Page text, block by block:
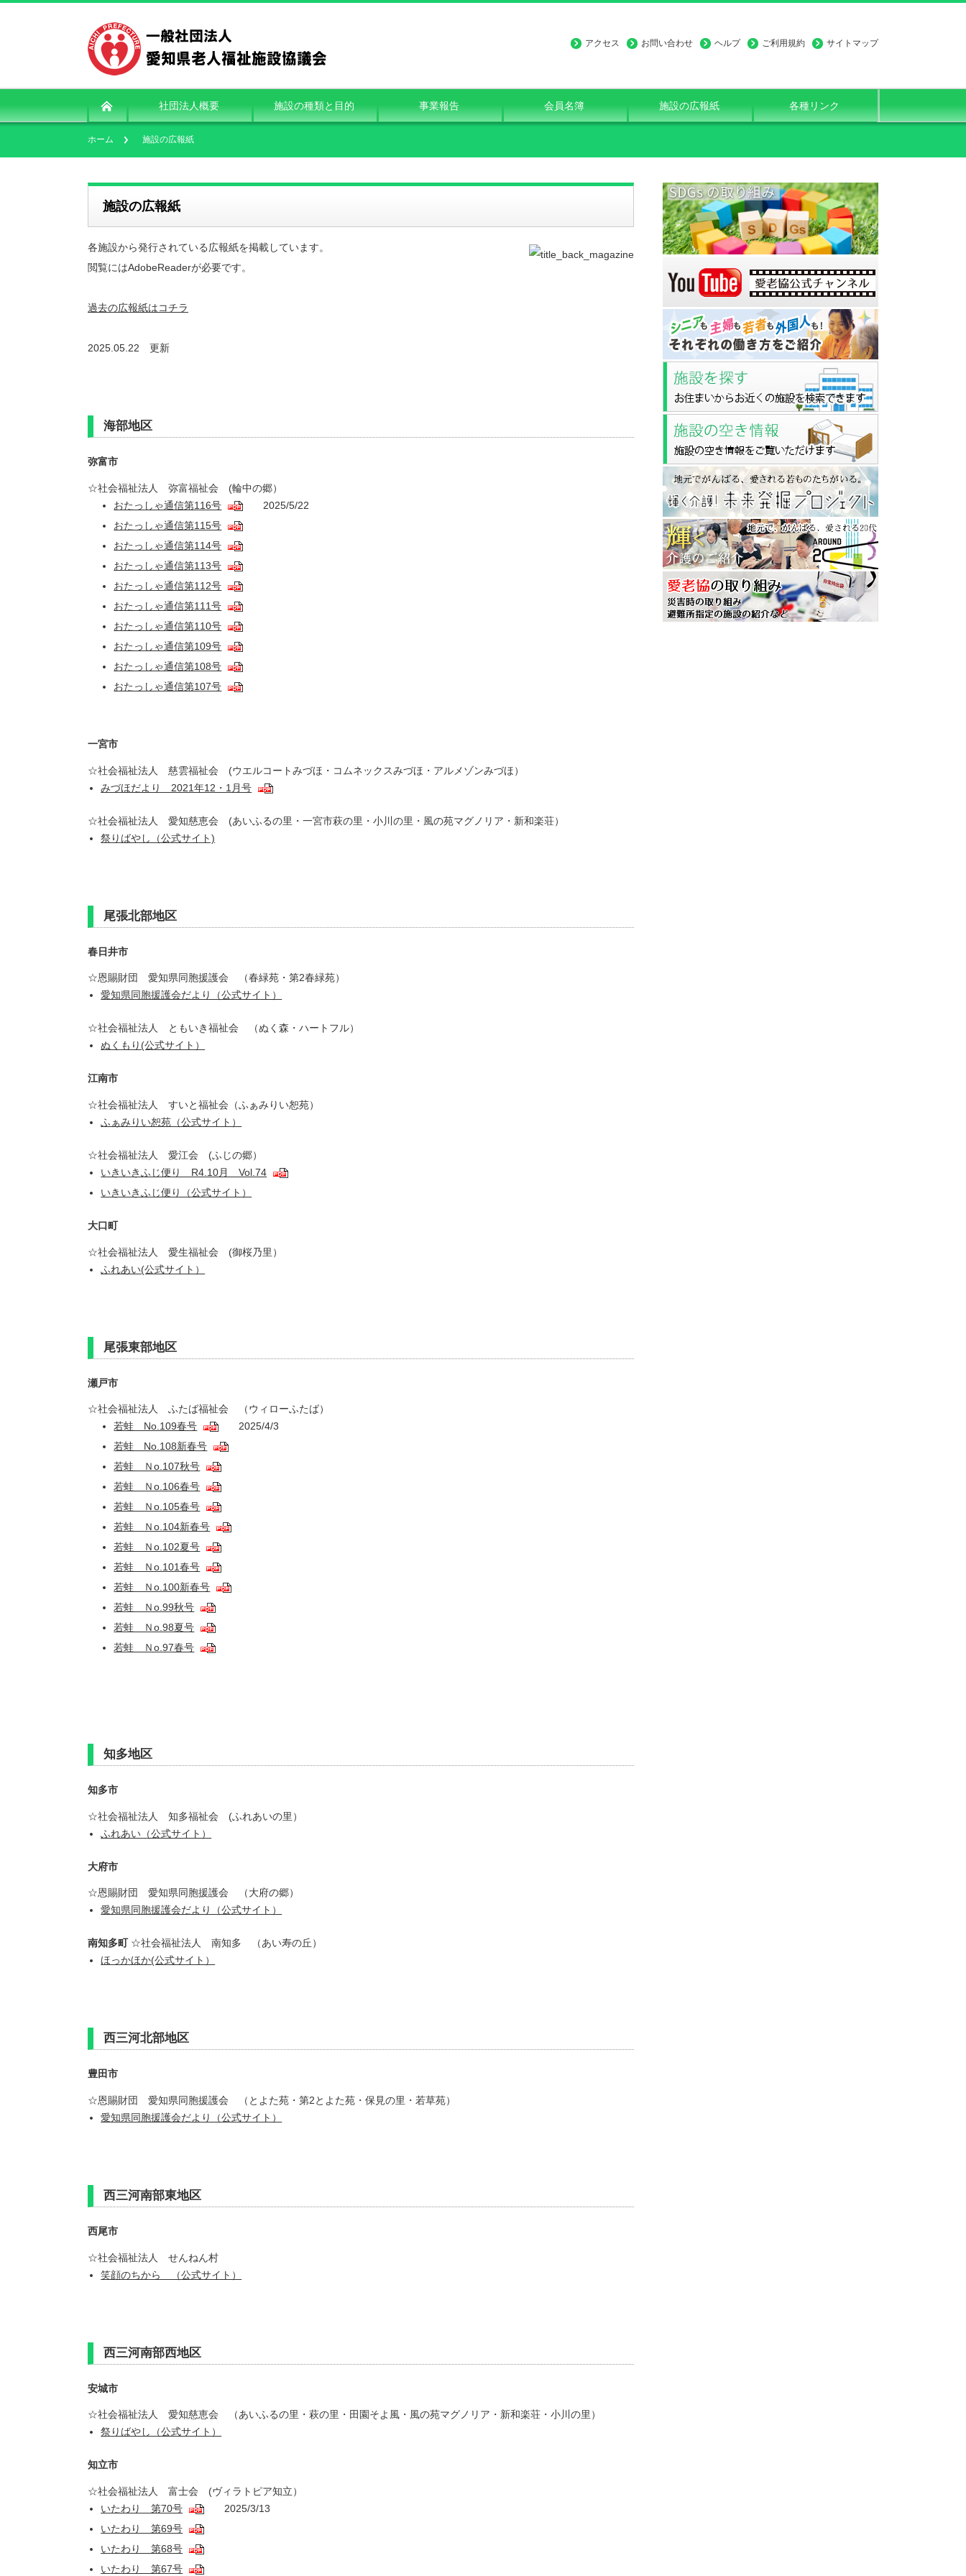
アクセス お問い合わせ ヘルプ ご利用規約 サイトマップ
社団法人概要 施設の種類と目的 事業報告 会員名簿 施設の広報紙 各種リンク
ホーム 施設の広報紙
施設の広報紙
各施設から発行されている広報紙を掲載しています。
閲覧にはAdobeReaderが必要です。
過去の広報紙はコチラ
2025.05.22 更新
海部地区
弥富市
☆社会福祉法人 弥富福祉会 (輪中の郷）
おたっしゃ通信第116号
2025/5/22
おたっしゃ通信第115号
おたっしゃ通信第114号
おたっしゃ通信第113号
おたっしゃ通信第112号
おたっしゃ通信第111号
おたっしゃ通信第110号
おたっしゃ通信第109号
おたっしゃ通信第108号
おたっしゃ通信第107号
一宮市
☆社会福祉法人 慈雲福祉会 (ウエルコートみづほ・コムネックスみづほ・アルメゾンみづほ）
みづほだより 2021年12・1月号
☆社会福祉法人 愛知慈恵会 (あいふるの里・一宮市萩の里・小川の里・風の苑マグノリア・新和楽荘）
祭りばやし（公式サイト)
尾張北部地区
春日井市
☆恩賜財団 愛知県同胞援護会 （春緑苑・第2春緑苑）
愛知県同胞援護会だより（公式サイト）
☆社会福祉法人 ともいき福祉会 （ぬく森・ハートフル）
ぬくもり(公式サイト）
江南市
☆社会福祉法人 すいと福祉会（ふぁみりい恕苑）
ふぁみりい恕苑（公式サイト）
☆社会福祉法人 愛江会 (ふじの郷）
いきいきふじ便り R4.10月 Vol.74
いきいきふじ便り（公式サイト）
大口町
☆社会福祉法人 愛生福祉会 (御桜乃里）
ふれあい(公式サイト）
尾張東部地区
瀬戸市
☆社会福祉法人 ふたば福祉会 （ウィローふたば）
若蛙 No.109春号
2025/4/3
若蛙 No.108新春号
若蛙 Ｎo.107秋号
若蛙 Ｎo.106春号
若蛙 Ｎo.105春号
若蛙 Ｎo.104新春号
若蛙 Ｎo.102夏号
若蛙 Ｎo.101春号
若蛙 Ｎo.100新春号
若蛙 Ｎo.99秋号
若蛙 Ｎo.98夏号
若蛙 Ｎo.97春号
知多地区
知多市
☆社会福祉法人 知多福祉会 (ふれあいの里）
ふれあい（公式サイト）
大府市
☆恩賜財団 愛知県同胞援護会 （大府の郷）
愛知県同胞援護会だより（公式サイト）
南知多町☆社会福祉法人 南知多 （あい寿の丘）
ほっかほか(公式サイト）
西三河北部地区
豊田市
☆恩賜財団 愛知県同胞援護会 （とよた苑・第2とよた苑・保見の里・若草苑）
愛知県同胞援護会だより（公式サイト）
西三河南部東地区
西尾市
☆社会福祉法人 せんねん村
笑顔のちから （公式サイト）
西三河南部西地区
安城市
☆社会福祉法人 愛知慈恵会 （あいふるの里・萩の里・田園そよ風・風の苑マグノリア・新和楽荘・小川の里）
祭りばやし（公式サイト）
知立市
☆社会福祉法人 富士会 (ヴィラトピア知立）
いたわり 第70号
2025/3/13
いたわり 第69号
いたわり 第68号
いたわり 第67号